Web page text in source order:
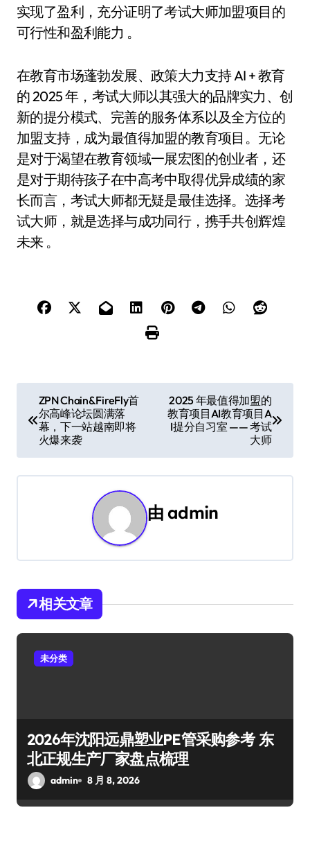
实现了盈利，充分证明了考试大师加盟项目的
可行性和盈利能力 。
在教育市场蓬勃发展、政策大力支持 AI + 教育
的 2025 年，考试大师以其强大的品牌实力、创
新的提分模式、完善的服务体系以及全方位的
加盟支持，成为最值得加盟的教育项目。无论
是对于渴望在教育领域一展宏图的创业者，还
是对于期待孩子在中高考中取得优异成绩的家
长而言，考试大师都无疑是最佳选择。选择考
试大师，就是选择与成功同行，携手共创辉煌
未来 。
章
导
航
ZPN Chain&FireFly首
尔高峰论坛圆满落
幕，下一站越南即将
火爆来袭
2025 年最值得加盟的
教育项目AI教育项目A
I提分自习室 —— 考试
大师
由admin
相关文章
未分类
2026年沈阳远鼎塑业PE管采购参考 东
北正规生产厂家盘点梳理
admin 8 月 8, 2026